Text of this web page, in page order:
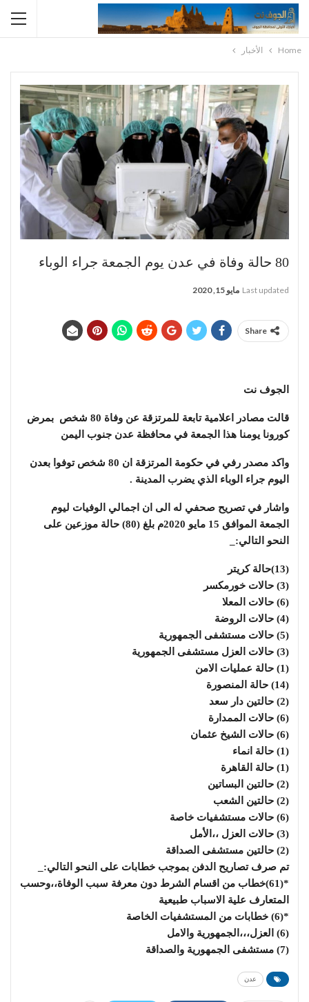
Home الأخبار
80 حالة وفاة في عدن يوم الجمعة جراء الوباء
Last updated مايو 15, 2020
Share
الجوف نت
قالت مصادر اعلامية تابعة للمرتزقة عن وفاة 80 شخص بمرض
كورونا يومنا هذا الجمعة في محافظة عدن جنوب اليمن
واكد مصدر رفي في حكومة المرتزقة ان 80 شخص توفوا بعدن
اليوم جراء الوباء الذي يضرب المدينة .
واشار في تصريح صحفي له الى ان اجمالي الوفيات ليوم
الجمعة الموافق 15 مايو 2020م بلغ (80) حالة موزعين على
النحو التالي:_
(13)حالة كريتر
(3) حالات خورمكسر
(6) حالات المعلا
(4) حالات الروضة
(5) حالات مستشفى الجمهورية
(3) حالات العزل مستشفى الجمهورية
(1) حالة عمليات الامن
(14) حالة المنصورة
(2) حالتين دار سعد
(6) حالات الممدارة
(6) حالات الشيخ عثمان
(1) حالة انماء
(1) حالة القاهرة
(2) حالتين البساتين
(2) حالتين الشعب
(6) حالات مستشفيات خاصة
(3) حالات العزل ،،الأمل
(2) حالتين مستشفى الصداقة
تم صرف تصاريح الدفن بموجب خطابات على النحو التالي:_
*(61)خطاب من اقسام الشرط دون معرفة سبب الوفاة،،وحسب
المتعارف علية الاسباب طبيعية
*(6) خطابات من المستشفيات الخاصة
(6) العزل،،،الجمهورية والامل
(7) مستشفى الجمهورية والصداقة
عدن